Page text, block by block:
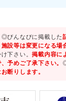
◎びんなびに掲載した
設等は変更になる場
下さい。掲載内容に
予めご了承下さい。
断りします。